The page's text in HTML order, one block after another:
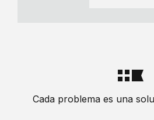
Cada problema es una